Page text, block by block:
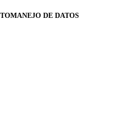
MANEJO DE DATOS